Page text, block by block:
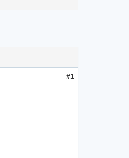
#1